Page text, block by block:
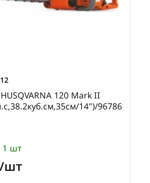
120 Mark II
14")/9678619-
1 шт
шт